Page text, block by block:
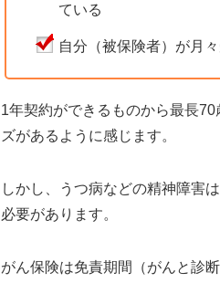
ている
自分（被保険者）が月
1年契約ができるものから最長
ズがあるように感じます。
しかし、うつ病などの精神障害
必要があります。
がん保険は免責期間（がんと診